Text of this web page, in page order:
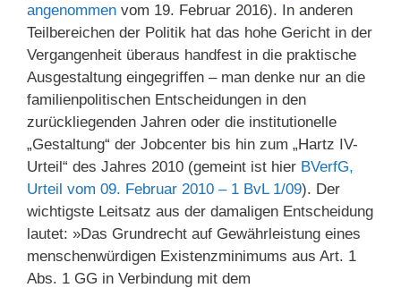
angenommen vom 19. Februar 2016). In anderen
Teilbereichen der Politik hat das hohe Gericht in der
Vergangenheit überaus handfest in die praktische
Ausgestaltung eingegriffen – man denke nur an die
familienpolitischen Entscheidungen in den
zurückliegenden Jahren oder die institutionelle
„Gestaltung“ der Jobcenter bis hin zum „Hartz IV-
Urteil“ des Jahres 2010 (gemeint ist hier BVerfG,
Urteil vom 09. Februar 2010 – 1 BvL 1/09). Der
wichtigste Leitsatz aus der damaligen Entscheidung
lautet: »Das Grundrecht auf Gewährleistung eines
menschenwürdigen Existenzminimums aus Art. 1
Abs. 1 GG in Verbindung mit dem